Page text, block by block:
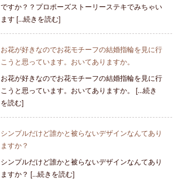
ですか？？プロポーズストーリーステキでみちゃい
ます [...続きを読む]
お花が好きなのでお花モチーフの結婚指輪を見に行
こうと思っています。おいてありますか。
お花が好きなのでお花モチーフの結婚指輪を見に行
こうと思っています。おいてありますか。 [...続き
を読む]
シンプルだけど誰かと被らないデザインなんてあり
ますか？
シンプルだけど誰かと被らないデザインなんてあり
ますか？ [...続きを読む]